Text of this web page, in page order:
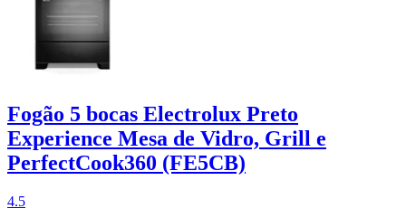
Fogão 5 bocas Electrolux Preto
Experience Mesa de Vidro, Grill e
PerfectCook360 (FE5CB)
4.5